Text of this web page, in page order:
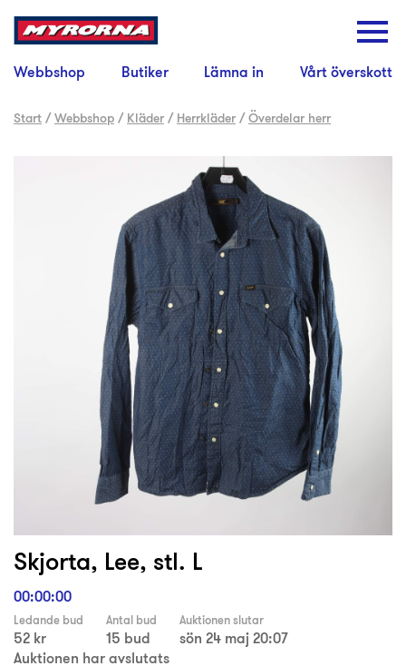
Webbshop Butiker Lämna in Vårt överskott
Start /Webbshop / Kläder / Herrkläder /Överdelar herr
Skjorta, Lee, stl. L
00:00:00
Ledande bud
52 kr
Antal bud
15 bud
Auktionen slutar
sön 24 maj 20:07
Auktionen har avslutats